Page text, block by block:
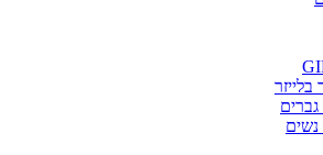
גברים
נשים